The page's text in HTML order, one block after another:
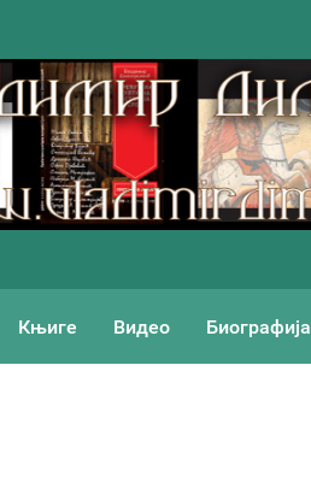
Књиге Видео Биографија